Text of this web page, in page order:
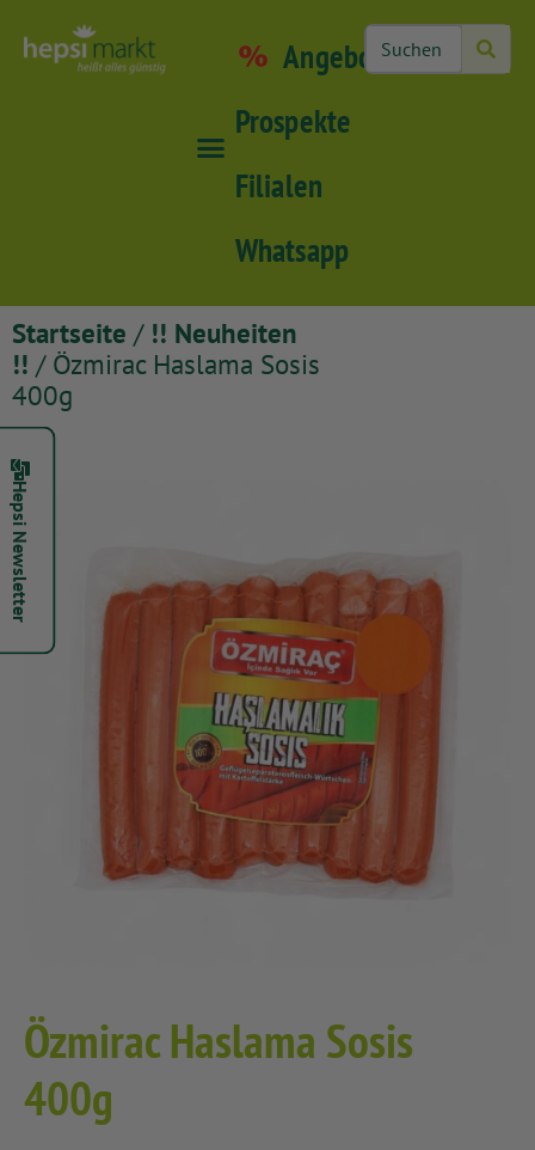
Hepsi Newsletter
Angebote
Prospekte
Filialen
Whatsapp
Startseite / !! Neuheiten
!! / Özmirac Haslama Sosis
400g
Özmirac Haslama Sosis
400g